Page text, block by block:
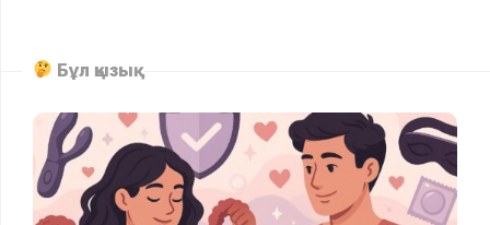
Бұл қызық